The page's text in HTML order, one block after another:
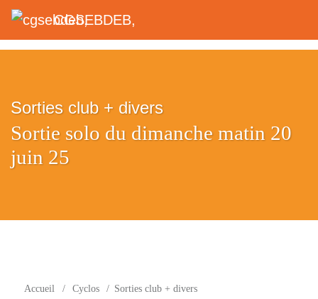
CGSEBDEB,
Sorties club + divers
Sortie solo du dimanche matin 20
juin 25
Accueil / Cyclos / Sorties club + divers